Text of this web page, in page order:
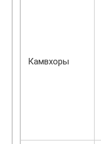
Камвхоры